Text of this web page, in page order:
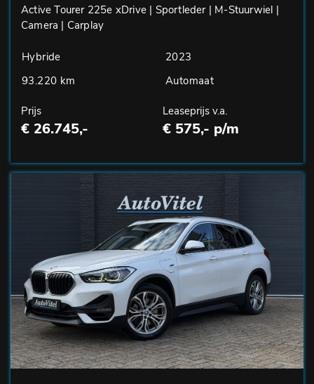
Active Tourer 225e xDrive | Sportleder | M-Stuurwiel |
Camera | Carplay
Hybride
2023
93.220 km
Automaat
Prijs
€ 26.745,-
Leaseprijs v.a.
€ 575,- p/m